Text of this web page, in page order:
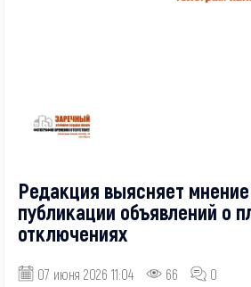
Редакция выясняет
публикации объявлений о
отключениях
07 июня 2026 11:04 66
0